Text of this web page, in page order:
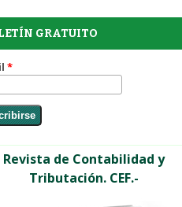
GRATUITO
*
Revista de Contabilidad y
Tributación. CEF.-